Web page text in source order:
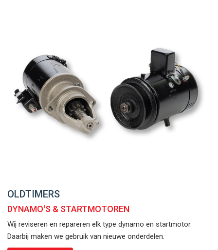
OLDTIMERS
DYNAMO'S & STARTMOTOREN
Wij reviseren en repareren elk type dynamo en startmotor.
Daarbij maken we gebruik van nieuwe onderdelen.